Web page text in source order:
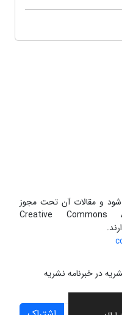
و مقالات آن تحت مجوز
Creative Commons
در خبرنامه نشریه